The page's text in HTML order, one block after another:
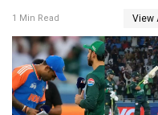
1 Min Read View